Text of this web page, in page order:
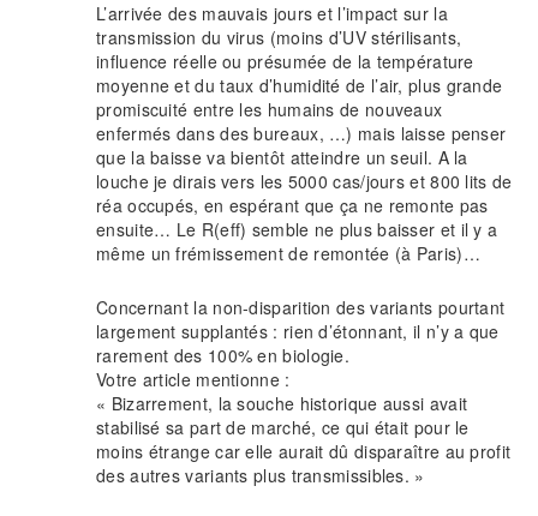
L’arrivée des mauvais jours et l’impact sur la
transmission du virus (moins d’UV stérilisants,
influence réelle ou présumée de la température
moyenne et du taux d’humidité de l’air, plus grande
promiscuité entre les humains de nouveaux
enfermés dans des bureaux, …) mais laisse penser
que la baisse va bientôt atteindre un seuil. A la
louche je dirais vers les 5000 cas/jours et 800 lits de
réa occupés, en espérant que ça ne remonte pas
ensuite… Le R(eff) semble ne plus baisser et il y a
même un frémissement de remontée (à Paris)…
Concernant la non-disparition des variants pourtant
largement supplantés : rien d’étonnant, il n’y a que
rarement des 100% en biologie.
Votre article mentionne :
« Bizarrement, la souche historique aussi avait
stabilisé sa part de marché, ce qui était pour le
moins étrange car elle aurait dû disparaître au profit
des autres variants plus transmissibles. »